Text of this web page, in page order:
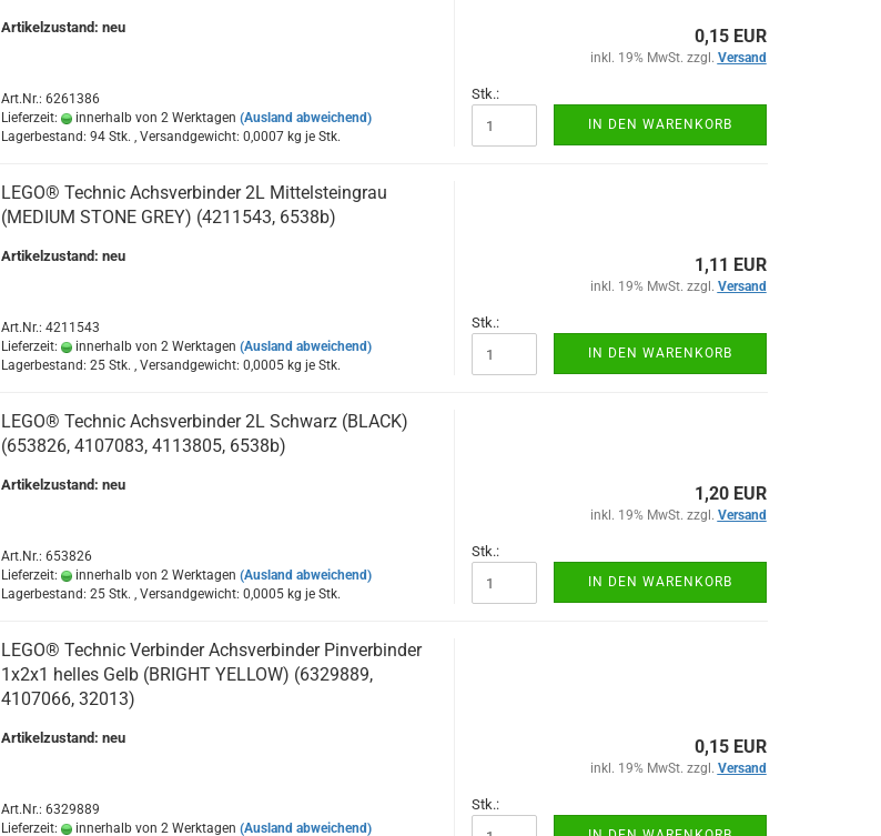
Artikelzustand: neu
Art.Nr.: 6261386
Lieferzeit:
innerhalb von 2 Werktagen (Ausland abweichend)
Lagerbestand: 94 Stk. , Versandgewicht: 0,0007kg je Stk.
0,15 EUR
inkl. 19% MwSt. zzgl. Versand
Stk.:
IN DEN WARENKORB
LEGO® Technic Achsverbinder 2L Mittelsteingrau
(MEDIUM STONE GREY) (4211543, 6538b)
Artikelzustand: neu
Art.Nr.: 4211543
Lieferzeit:
innerhalb von 2 Werktagen (Ausland abweichend)
Lagerbestand: 25 Stk. , Versandgewicht: 0,0005kg je Stk.
1,11 EUR
inkl. 19% MwSt. zzgl. Versand
Stk.:
IN DEN WARENKORB
LEGO® Technic Achsverbinder 2L Schwarz (BLACK)
(653826, 4107083, 4113805, 6538b)
Artikelzustand: neu
Art.Nr.: 653826
Lieferzeit:
innerhalb von 2 Werktagen (Ausland abweichend)
Lagerbestand: 25 Stk. , Versandgewicht: 0,0005kg je Stk.
1,20 EUR
inkl. 19% MwSt. zzgl. Versand
Stk.:
IN DEN WARENKORB
LEGO® Technic Verbinder Achsverbinder Pinverbinder
1x2x1 helles Gelb (BRIGHT YELLOW) (6329889,
4107066, 32013)
Artikelzustand: neu
Art.Nr.: 6329889
Lieferzeit:
innerhalb von 2 Werktagen (Ausland abweichend)
0,15 EUR
inkl. 19% MwSt. zzgl. Versand
Stk.: